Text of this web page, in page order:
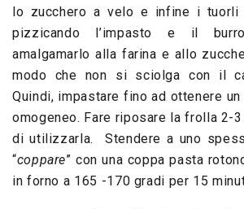
lo zucchero a velo e infine i tuorli
pizzicando l’impasto e il
amalgamarlo alla farina e allo
modo che non si sciolga con il
Quindi, impastare fino ad ottenere
omogeneo. Fare riposare la frolla 2-
di utilizzarla. Stendere a uno
“coppare” con una coppa pasta
in forno a 165 -170 gradi per 15